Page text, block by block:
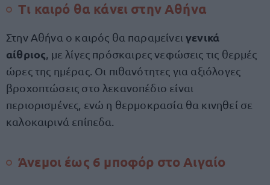
Τι καιρό θα κάνει στην Αθήνα
Στην Αθήνα ο καιρός θα παραμείνειγενικά
αίθριος , με λίγες πρόσκαιρες νεφώσεις τις θερμές
ώρες της ημέρας. Οι πιθανότητες για αξιόλογες
βροχοπτώσεις στο λεκανοπέδιο είναι
περιορισμένες, ενώ η θερμοκρασία θα κινηθεί σε
καλοκαιρινά επίπεδα.
Άνεμοι έως 6 μποφόρ στο Αιγαίο